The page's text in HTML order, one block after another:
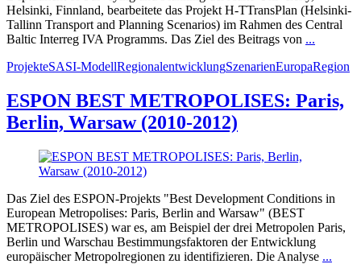
Helsinki, Finnland, bearbeitete das Projekt H-TTransPlan (Helsinki-
Tallinn Transport and Planning Scenarios) im Rahmen des Central
Baltic Interreg IVA Programms. Das Ziel des Beitrags von ...
ProjekteSASI-ModellRegionalentwicklungSzenarienEuropaRegion
ESPON BEST METROPOLISES: Paris,
Berlin, Warsaw (2010-2012)
Das Ziel des ESPON-Projekts "Best Development Conditions in
European Metropolises: Paris, Berlin and Warsaw" (BEST
METROPOLISES) war es, am Beispiel der drei Metropolen Paris,
Berlin und Warschau Bestimmungsfaktoren der Entwicklung
europäischer Metropolregionen zu identifizieren. Die Analyse ...